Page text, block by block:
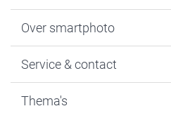
Fotoboeken
Fotocadeaus
Kaarten
Over smartphoto
Vacatures
Bestelproces
Service & contact
Tevredenheidsgarantie
Thema's